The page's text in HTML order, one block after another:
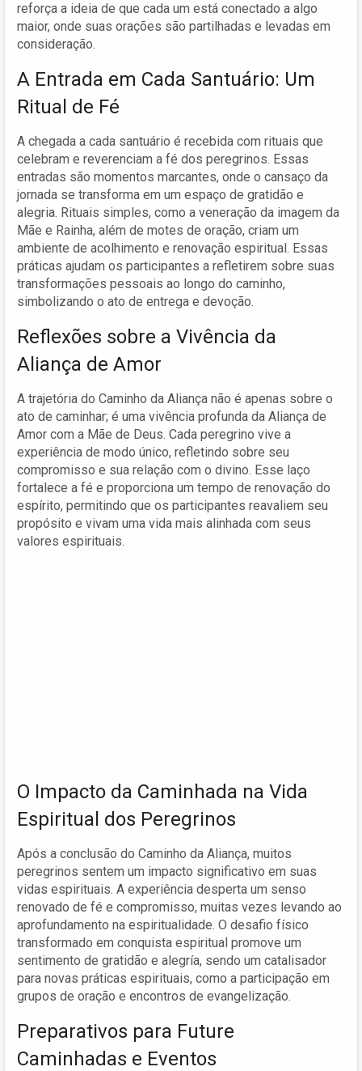
reforça a ideia de que cada um está conectado a algo
maior, onde suas orações são partilhadas e levadas em
consideração.
A Entrada em Cada Santuário: Um
Ritual de Fé
A chegada a cada santuário é recebida com rituais que
celebram e reverenciam a fé dos peregrinos. Essas
entradas são momentos marcantes, onde o cansaço da
jornada se transforma em um espaço de gratidão e
alegria. Rituais simples, como a veneração da imagem da
Mãe e Rainha, além de motes de oração, criam um
ambiente de acolhimento e renovação espiritual. Essas
práticas ajudam os participantes a refletirem sobre suas
transformações pessoais ao longo do caminho,
simbolizando o ato de entrega e devoção.
Reflexões sobre a Vivência da
Aliança de Amor
A trajetória do Caminho da Aliança não é apenas sobre o
ato de caminhar; é uma vivência profunda da Aliança de
Amor com a Mãe de Deus. Cada peregrino vive a
experiência de modo único, refletindo sobre seu
compromisso e sua relação com o divino. Esse laço
fortalece a fé e proporciona um tempo de renovação do
espírito, permitindo que os participantes reavaliem seu
propósito e vivam uma vida mais alinhada com seus
valores espirituais.
O Impacto da Caminhada na Vida
Espiritual dos Peregrinos
Após a conclusão do Caminho da Aliança, muitos
peregrinos sentem um impacto significativo em suas
vidas espirituais. A experiência desperta um senso
renovado de fé e compromisso, muitas vezes levando ao
aprofundamento na espiritualidade. O desafio físico
transformado em conquista espiritual promove um
sentimento de gratidão e alegría, sendo um catalisador
para novas práticas espirituais, como a participação em
grupos de oração e encontros de evangelização.
Preparativos para Future
Caminhadas e Eventos